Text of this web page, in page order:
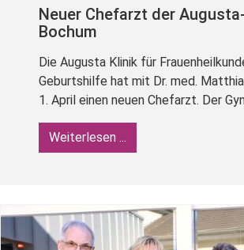
Neuer Chefarzt der
Bochum
Die Augusta Klinik für
Geburtshilfe hat mit Dr. med.
1. April einen neuen Chefarzt. Der
Weiterlesen ...